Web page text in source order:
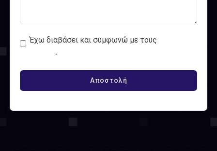
Έχω διαβάσει και συμφωνώ με τους
.
Αποστολή